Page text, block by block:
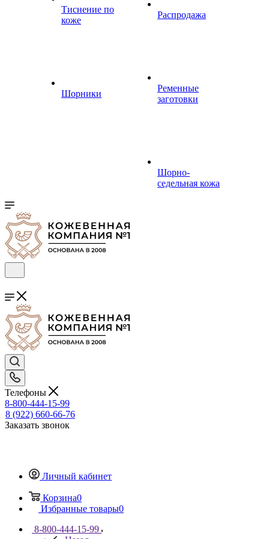
Тиснение по
коже
Шорники
Распродажа
Ременные
заготовки
Шорно-
седельная кожа
Телефоны
8-800-444-15-99
8 (922) 660-66-76
Заказать звонок
Личный кабинет
Корзина0
Избранные товары0
8-800-444-15-99